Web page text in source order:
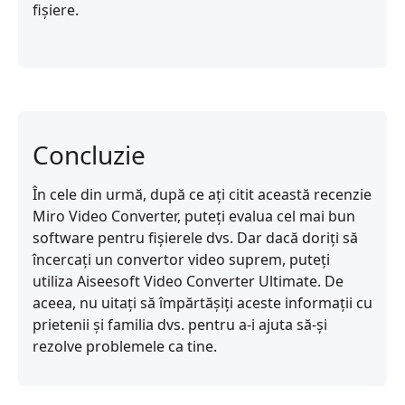
fișiere.
Concluzie
În cele din urmă, după ce ați citit această recenzie
Miro Video Converter, puteți evalua cel mai bun
software pentru fișierele dvs. Dar dacă doriți să
încercați un convertor video suprem, puteți
utiliza Aiseesoft Video Converter Ultimate. De
aceea, nu uitați să împărtășiți aceste informații cu
prietenii și familia dvs. pentru a-i ajuta să-și
rezolve problemele ca tine.